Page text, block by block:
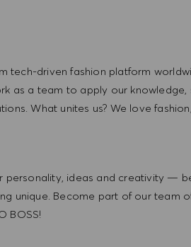
tech-driven fashion platform
as a team to apply our knowledge,
What unites us? We love
personality, ideas and creativity —
unique. Become part of our team
BOSS!